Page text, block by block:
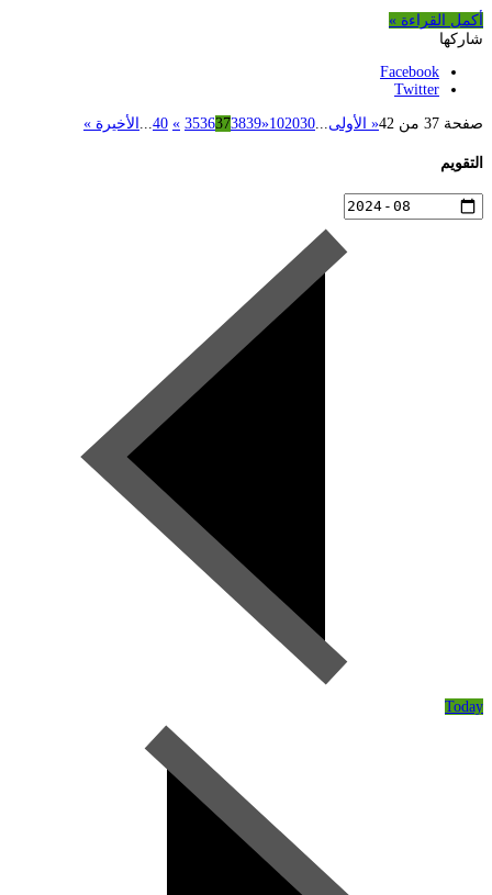
أكمل القراءة »
شاركها
Facebook
Twitter
صفحة 37 من 42 « الأولى...
102030
«
3536373839
»
40
... الأخيرة »
التقويم
Today